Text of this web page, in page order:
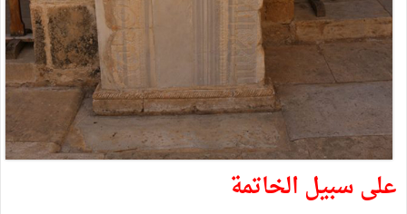
على سبيل الخاتمة